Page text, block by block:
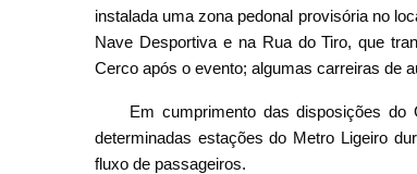
instalada uma zona pedonal provisória no
Nave Desportiva e na Rua do Tiro, que
Cerco após o evento; algumas carreiras de
Em cumprimento das disposições
determinadas estações do Metro Ligeiro
fluxo de passageiros.